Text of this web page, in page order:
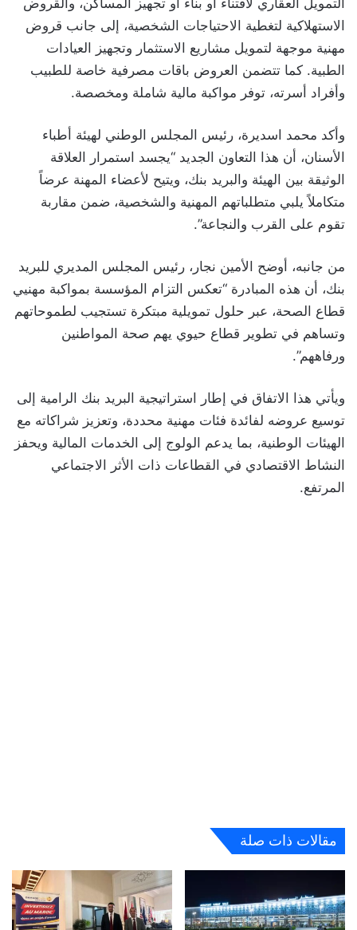
الاستهلاكية لتغطية الاحتياجات الشخصية، إلى جانب قروض
مهنية موجهة لتمويل مشاريع الاستثمار وتجهيز العيادات
الطبية. كما تتضمن العروض باقات مصرفية خاصة للطبيب
وأفراد أسرته، توفر مواكبة مالية شاملة ومخصصة.
وأكد محمد اسديرة، رئيس المجلس الوطني لهيئة أطباء
الأسنان، أن هذا التعاون الجديد “يجسد استمرار العلاقة
الوثيقة بين الهيئة والبريد بنك، ويتيح لأعضاء المهنة عرضاً
متكاملاً يلبي متطلباتهم المهنية والشخصية، ضمن مقاربة
تقوم على القرب والنجاعة”.
من جانبه، أوضح الأمين نجار، رئيس المجلس المديري للبريد
بنك، أن هذه المبادرة “تعكس التزام المؤسسة بمواكبة مهنيي
قطاع الصحة، عبر حلول تمويلية مبتكرة تستجيب لطموحاتهم
وتساهم في تطوير قطاع حيوي يهم صحة المواطنين
ورفاههم”.
ويأتي هذا الاتفاق في إطار استراتيجية البريد بنك الرامية إلى
توسيع عروضه لفائدة فئات مهنية محددة، وتعزيز شراكاته مع
الهيئات الوطنية، بما يدعم الولوج إلى الخدمات المالية ويحفز
النشاط الاقتصادي في القطاعات ذات الأثر الاجتماعي
المرتفع.
مقالات ذات صلة